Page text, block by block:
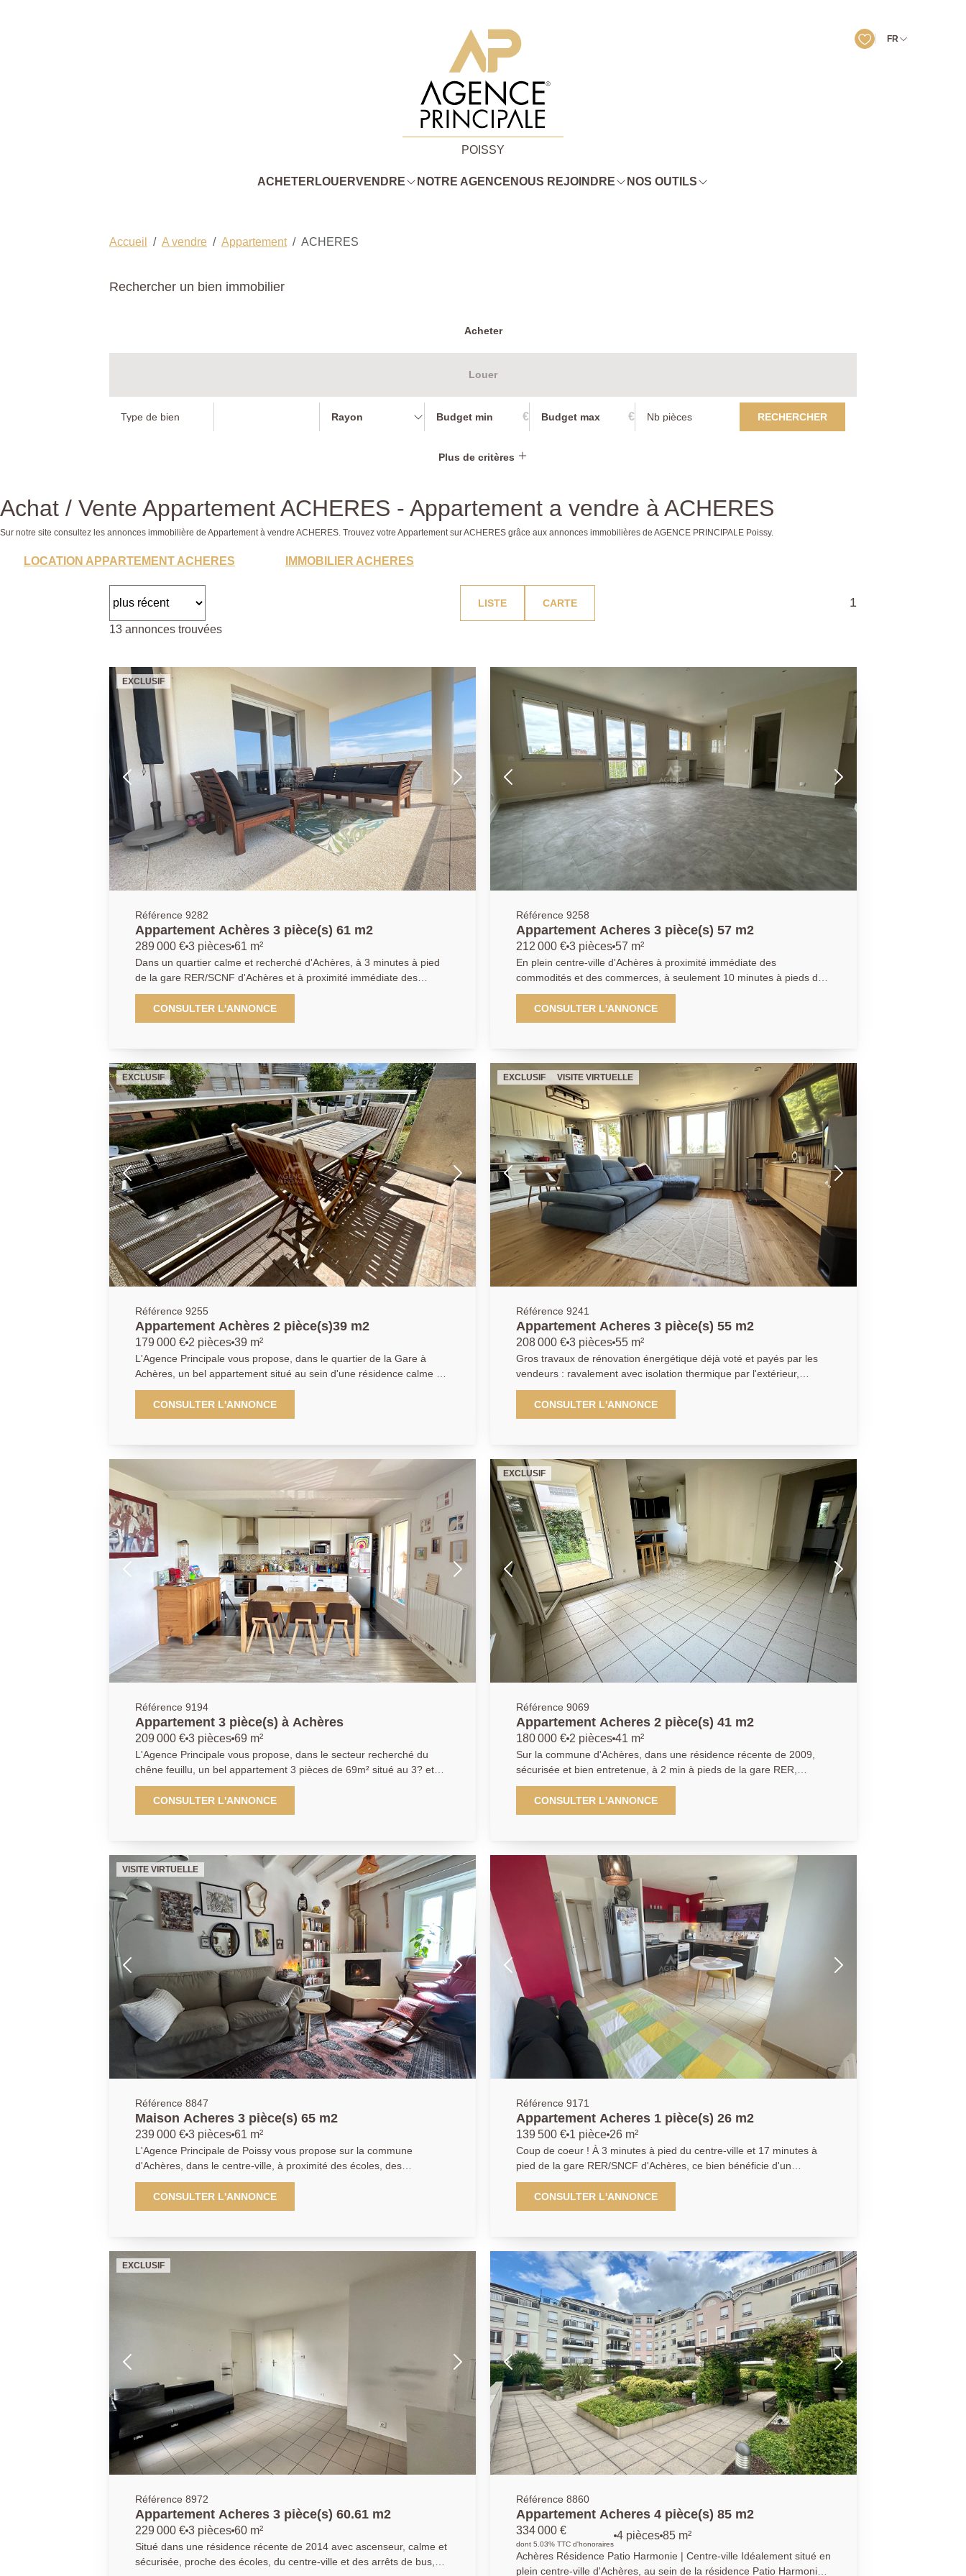
FR
POISSY
ACHETER LOUERVENDRE NOTRE AGENCE NOUS REJOINDRE NOS OUTILS
Accueil A vendre Appartement ACHERES
Rechercher un bien immobilier
Acheter
Louer
Rayon € € RECHERCHER
Plus de critères
Achat / Vente Appartement ACHERES - Appartement a vendre à ACHERES
Sur notre site consultez les annonces immobilière de Appartement à vendre ACHERES. Trouvez votre Appartement sur ACHERES grâce aux annonces immobilières de AGENCE PRINCIPALE Poissy.
LOCATION APPARTEMENT ACHERES IMMOBILIER ACHERES
LISTE CARTE 1
13 annonces trouvées
EXCLUSIF
Référence 9282
Appartement Achères 3 pièce(s) 61 m2
289 000 € 3 pièces 61 m²
Dans un quartier calme et recherché d'Achères, à 3 minutes à pied
de la gare RER/SCNF d'Achères et à proximité immédiate des
commerces, l'Agence Principale vous propose ce bel Appartement
de type T3 de 61m² situé en étage d'une résidence récente et
sécurisée. Il se compose d'une entrée, une cuisine ouverte sur un
en sous-sol complète ce bien. À découvrir sans tarder ! AGENCE
PRINCIPALE: 01.30.06.69.69 (collaborateur salarié C.H).
CONSULTER L'ANNONCE
Référence 9258
Appartement Acheres 3 pièce(s) 57 m2
212 000 € 3 pièces 57 m²
En plein centre-ville d'Achères à proximité immédiate des
commodités et des commerces, à seulement 10 minutes à pieds de
la gare RER/SNCF d'Achères, L'Agence Principale vous présente un
appartement 3 pièces comprenant, un séjour baigné de lumière avec
une accès au balcon, une cuisine à aménager, une salle de bain
ce bien. AGENCE PRINCIPALE 01.30.06.69.69 ( Collaborateur
salarié Y.B )
CONSULTER L'ANNONCE
EXCLUSIF
Référence 9255
Appartement Achères 2 pièce(s)39 m2
179 000 € 2 pièces 39 m²
L'Agence Principale vous propose, dans le quartier de la Gare à
Achères, un bel appartement situé au sein d'une résidence calme et
sécurisée, à proximité des commerces et à seulement 4 minutes à
pied de la gare d'Achères Ville (RER A / Ligne L). Situé au 1er étage
avec ascenseur, cet appartement se compose d'une entrée, d'un
d'une salle de bains ainsi que de WC séparés. Une place de parking
en sous-sol complète ce bien. AGENCE PRINCIPALE :
01.30.06.69.69 (collaborateur salarié F.B.)
CONSULTER L'ANNONCE
EXCLUSIF VISITE VIRTUELLE
Référence 9241
Appartement Acheres 3 pièce(s) 55 m2
208 000 € 3 pièces 55 m²
Gros travaux de rénovation énergétique déjà voté et payés par les
vendeurs : ravalement avec isolation thermique par l'extérieur,
changement de la chaudière, VMC et remplacement des volets.
Proche de la forêt de Saint-germain en Laye et Maisons-Laffitte,
dans une résidence familiale verdoyante avec gardien, au calme
appartement totalement rénové comprenant : une entrée avec
rangements, séjour lumineux avec cuisine ouverte aménagée
équipée, deux chambres avec dressings dont une suite avec sa salle
de douche attenante, une salle de douche avec espace buanderie et
toilettes. Une cave complète ce bien. Possibilité d'acquérir en sus un
box avec place de parking en enfilade. Avec les travaux à venir le
DPE de la résidence devrait évoluer en C ! AGENCE PRINCIPALE:
01.30.06.69.69 (collaborateur salarié J.A)
CONSULTER L'ANNONCE
Référence 9194
Appartement 3 pièce(s) à Achères
209 000 € 3 pièces 69 m²
L'Agence Principale vous propose, dans le secteur recherché du
chêne feuillu, un bel appartement 3 pièces de 69m² situé au 3? et
dernier étage d'une une résidence familiale et sécurisée. Il se
compose d'une entrée avec rangements, d'un séjour convivial
ouvrant sur la cuisine aménagée équipée donnant accès à un grand
seconde chambre avec accès au balcon, d'un dressing, d'une salle
de bains moderne et de toilette séparés. Un box privatif , une cave
ainsi que des places de stationnement libres dans la résidence
complètent ce bien. Cet appartement vous offre un cadre de vie
paisible et verdoyant, à proximité des commerces et des écoles. A
visiter sans attendre !!! AGENCE PRINCIPALE: 01.30.06.69.69
(collaborateur salarié C.H).
CONSULTER L'ANNONCE
EXCLUSIF
Référence 9069
Appartement Acheres 2 pièce(s) 41 m2
180 000 € 2 pièces 41 m²
Sur la commune d'Achères, dans une résidence récente de 2009,
sécurisée et bien entretenue, à 2 min à pieds de la gare RER,
L'AGENCE PRINCIPALE vous propose cet appartement de type T2
de 41m². Il se compose de la façon suivante avec : une entrée, une
cuisine équipée, un séjour donnant accès à la terrasse et au jardin
attendre ! AGENCE PRINCIPALE: 01.30.06.69.69 (Agent commercial
J.L enregistré au RSAC sous le n° 949 769 426)
CONSULTER L'ANNONCE
VISITE VIRTUELLE
Référence 8847
Maison Acheres 3 pièce(s) 65 m2
239 000 € 3 pièces 61 m²
L'Agence Principale de Poissy vous propose sur la commune
d'Achères, dans le centre-ville, à proximité des écoles, des
commodités et à 15 minutes à pied de la gare, une belle maison
atypique, au calme sur trois niveaux, offrant au rez-de-chaussée une
cuisine ouverte sur un séjour lumineux. Au premier étage, une pièce
aménagé en petite chambre. Cette maison possède également un
sous-sol faisant office de chambre avec dressing. AGENCE
CONSULTER L'ANNONCE
Référence 9171
Appartement Acheres 1 pièce(s) 26 m2
139 500 € 1 pièce 26 m²
Coup de coeur ! À 3 minutes à pied du centre-ville et 17 minutes à
pied de la gare RER/SNCF d'Achères, ce bien bénéficie d'un
emplacement idéal, à proximité immédiate des commerces et
commodités. Au sein d'une résidence récente, sécurisée avec
ascenseur, l'Agence Principale vous propose en exclusivité ce studio
avec cuisine aménagée et équipée ainsi qu'un espace nuit, le tout
donnant accès à un agréable balcon, une salle de bains avec wc.
Nombreux rangements. Une place de parking en sous-sol complète
ce bien. À découvrir sans tarder ! AGENCE PRINCIPALE:
07.60.40.48.21 (collaborateur salarié Cloé)
CONSULTER L'ANNONCE
EXCLUSIF
Référence 8972
Appartement Acheres 3 pièce(s) 60.61 m2
229 000 € 3 pièces 60 m²
Situé dans une résidence récente de 2014 avec ascenseur, calme et
sécurisée, proche des écoles, du centre-ville et des arrêts de bus,
Référence 8860
Appartement Acheres 4 pièce(s) 85 m2
334 000 €
dont 5.03% TTC d'honoraires
4 pièces 85 m²
Achères Résidence Patio Harmonie | Centre-ville Idéalement situé en
plein centre-ville d'Achères, au sein de la résidence Patio Harmonie,